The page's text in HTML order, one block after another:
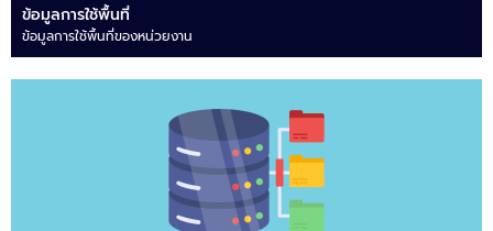
ข้อมูลการใช้พื้นที่
ข้อมูลการใช้พื้นที่ของหน่วยงาน